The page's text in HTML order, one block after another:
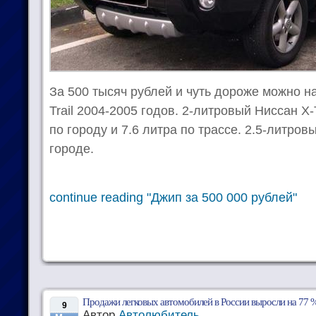
За 500 тысяч рублей и чуть дороже можно
Trail 2004-2005 годов. 2-литровый Ниссан Х-
по городу и 7.6 литра по трассе. 2.5-
городе.
continue reading "Джип за 500 000 рублей"
9 Продажи легковых автомобилей в России выросли на 77